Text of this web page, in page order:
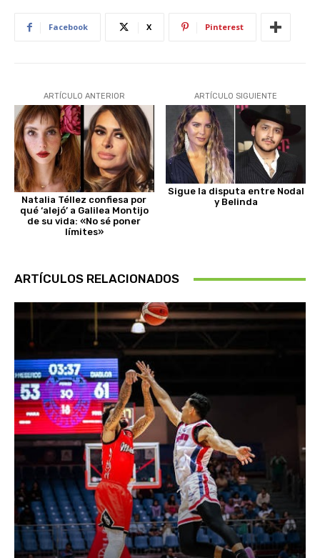
Facebook X Pinterest
ARTÍCULO ANTERIOR
Natalia Téllez confiesa por
qué ‘alejó’ a Galilea Montijo
de su vida: «No sé poner
límites»
ARTÍCULO SIGUIENTE
Sigue la disputa entre Nodal
y Belinda
ARTÍCULOS RELACIONADOS